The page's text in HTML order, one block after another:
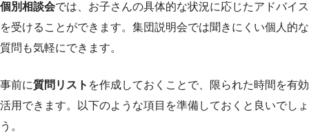
個別相談会では、お子さんの具体的な状況に応じたアドバイス
を受けることができます。集団説明会では聞きにくい個人的な
質問も気軽にできます。
事前に質問リスト を作成しておくことで、限られた時間を有効
活用できます。以下のような項目を準備しておくと良いでしょ
う。